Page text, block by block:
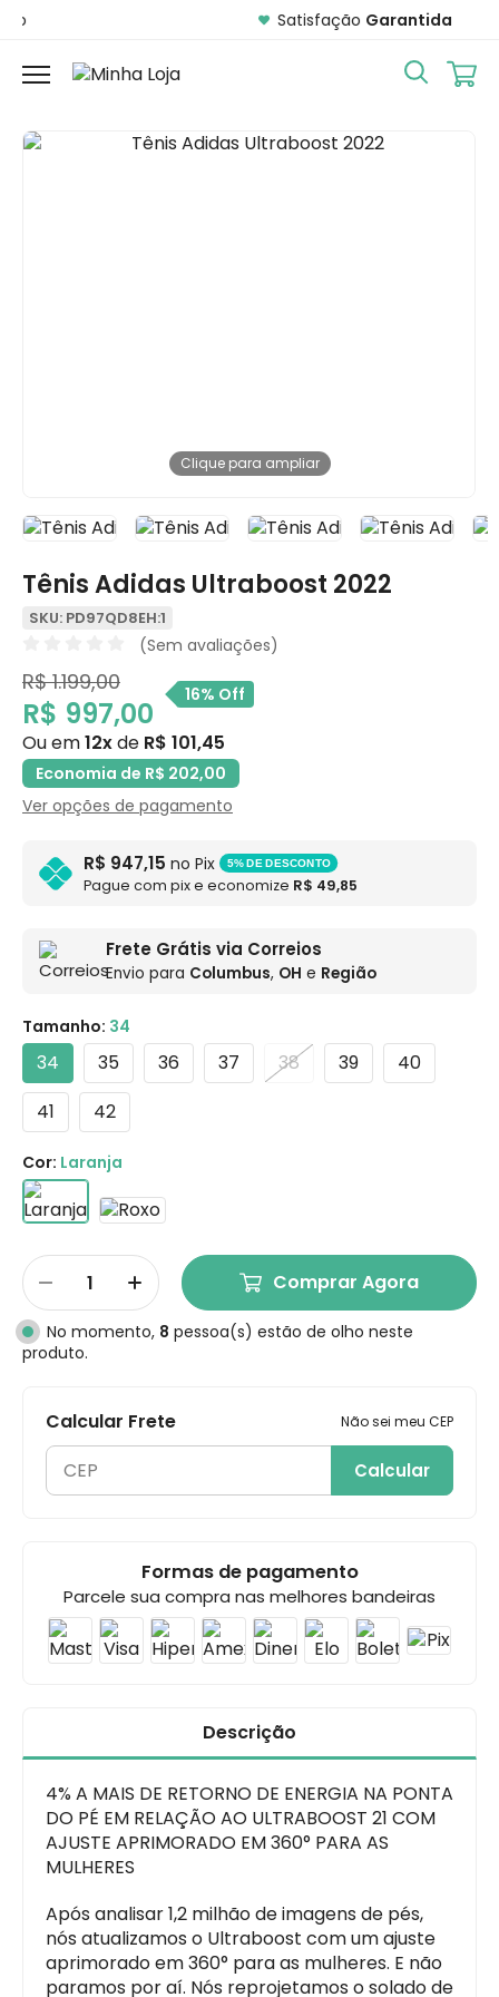
SatisfaçãoGarantida
Clique para ampliar
Tênis Adidas Ultraboost 2022
SKU: PD97QD8EH:1
(Sem avaliações)
R$ 1.199,00
R$ 997,00
16% Off
Ou em12xde R$ 101,45
Economia de R$ 202,00
Ver opções de pagamento
R$ 947,15 no Pix 5% DE DESCONTO
Pague com pix e economize R$ 49,85
Frete Grátis via Correios
Envio para Columbus, OH e Região
Tamanho: 34
34 35 36 37 38 39
40
41
42
Cor: Laranja
Comprar Agora
No momento, 8 pessoa(s) estão de olho neste
produto.
Calcular Frete Não sei meu CEP
Calcular
Formas de pagamento
Parcele sua compra nas melhores bandeiras
Descrição
4% A MAIS DE RETORNO DE ENERGIA NA PONTA
DO PÉ EM RELAÇÃO AO ULTRABOOST 21 COM
AJUSTE APRIMORADO EM 360° PARA AS
MULHERES
Após analisar 1,2 milhão de imagens de pés,
nós atualizamos o Ultraboost com um ajuste
aprimorado em 360° para as mulheres. E não
paramos por aí. Nós reprojetamos o solado de